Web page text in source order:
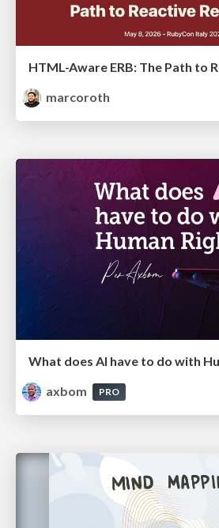
marcoroth
What does AI have to do with
axbom
PRO